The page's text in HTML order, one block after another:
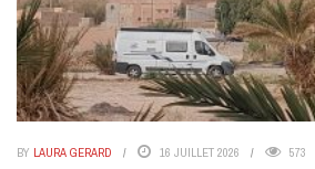
BY LAURA GERARD 16 JUILLET 2026 573